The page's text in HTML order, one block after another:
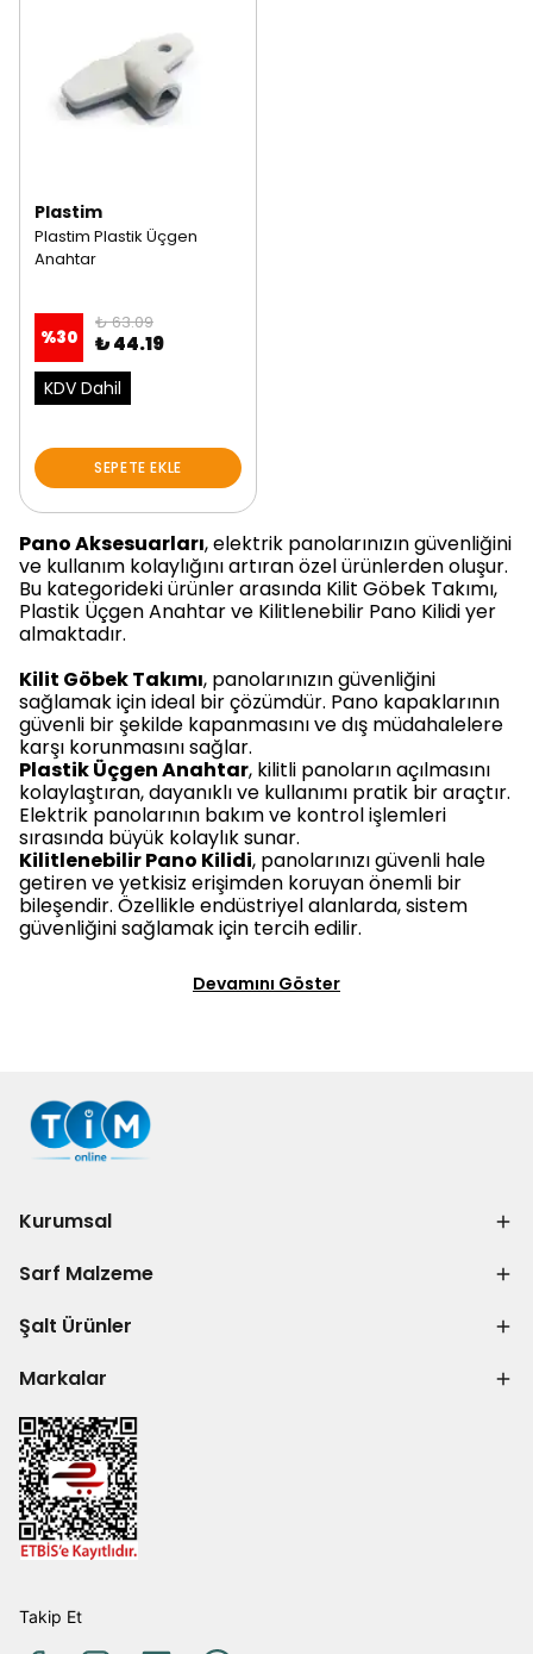
Plastim
Plastim Plastik Üçgen
Anahtar
%30
₺ 63.09
₺ 44.19
KDV Dahil
SEPETE EKLE
Pano Aksesuarları, elektrik panolarınızın güvenliğini
ve kullanım kolaylığını artıran özel ürünlerden oluşur.
Bu kategorideki ürünler arasında Kilit Göbek Takımı,
Plastik Üçgen Anahtar ve Kilitlenebilir Pano Kilidi yer
almaktadır.
Kilit Göbek Takımı, panolarınızın güvenliğini
sağlamak için ideal bir çözümdür. Pano kapaklarının
güvenli bir şekilde kapanmasını ve dış müdahalelere
karşı korunmasını sağlar.
Plastik Üçgen Anahtar, kilitli panoların açılmasını
kolaylaştıran, dayanıklı ve kullanımı pratik bir araçtır.
Elektrik panolarının bakım ve kontrol işlemleri
sırasında büyük kolaylık sunar.
Kilitlenebilir Pano Kilidi, panolarınızı güvenli hale
getiren ve yetkisiz erişimden koruyan önemli bir
bileşendir. Özellikle endüstriyel alanlarda, sistem
güvenliğini sağlamak için tercih edilir.
Devamını Göster
Kurumsal
Sarf Malzeme
Şalt Ürünler
Markalar
Takip Et